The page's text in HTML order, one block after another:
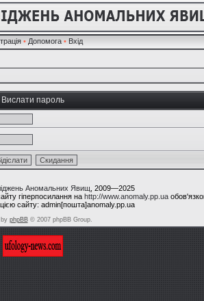
• Допомога • Вхід
Вислати пароль
Аномальних Явищ , 2009—2025
гіперпосилання на http://www.anomaly.pp.ua
сайту: admin[пошта]anomaly.pp.ua
by phpBB© 2007 phpBB Group.